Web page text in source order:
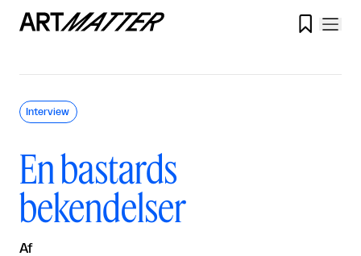

En bastards
bekendelser
Af
Interview